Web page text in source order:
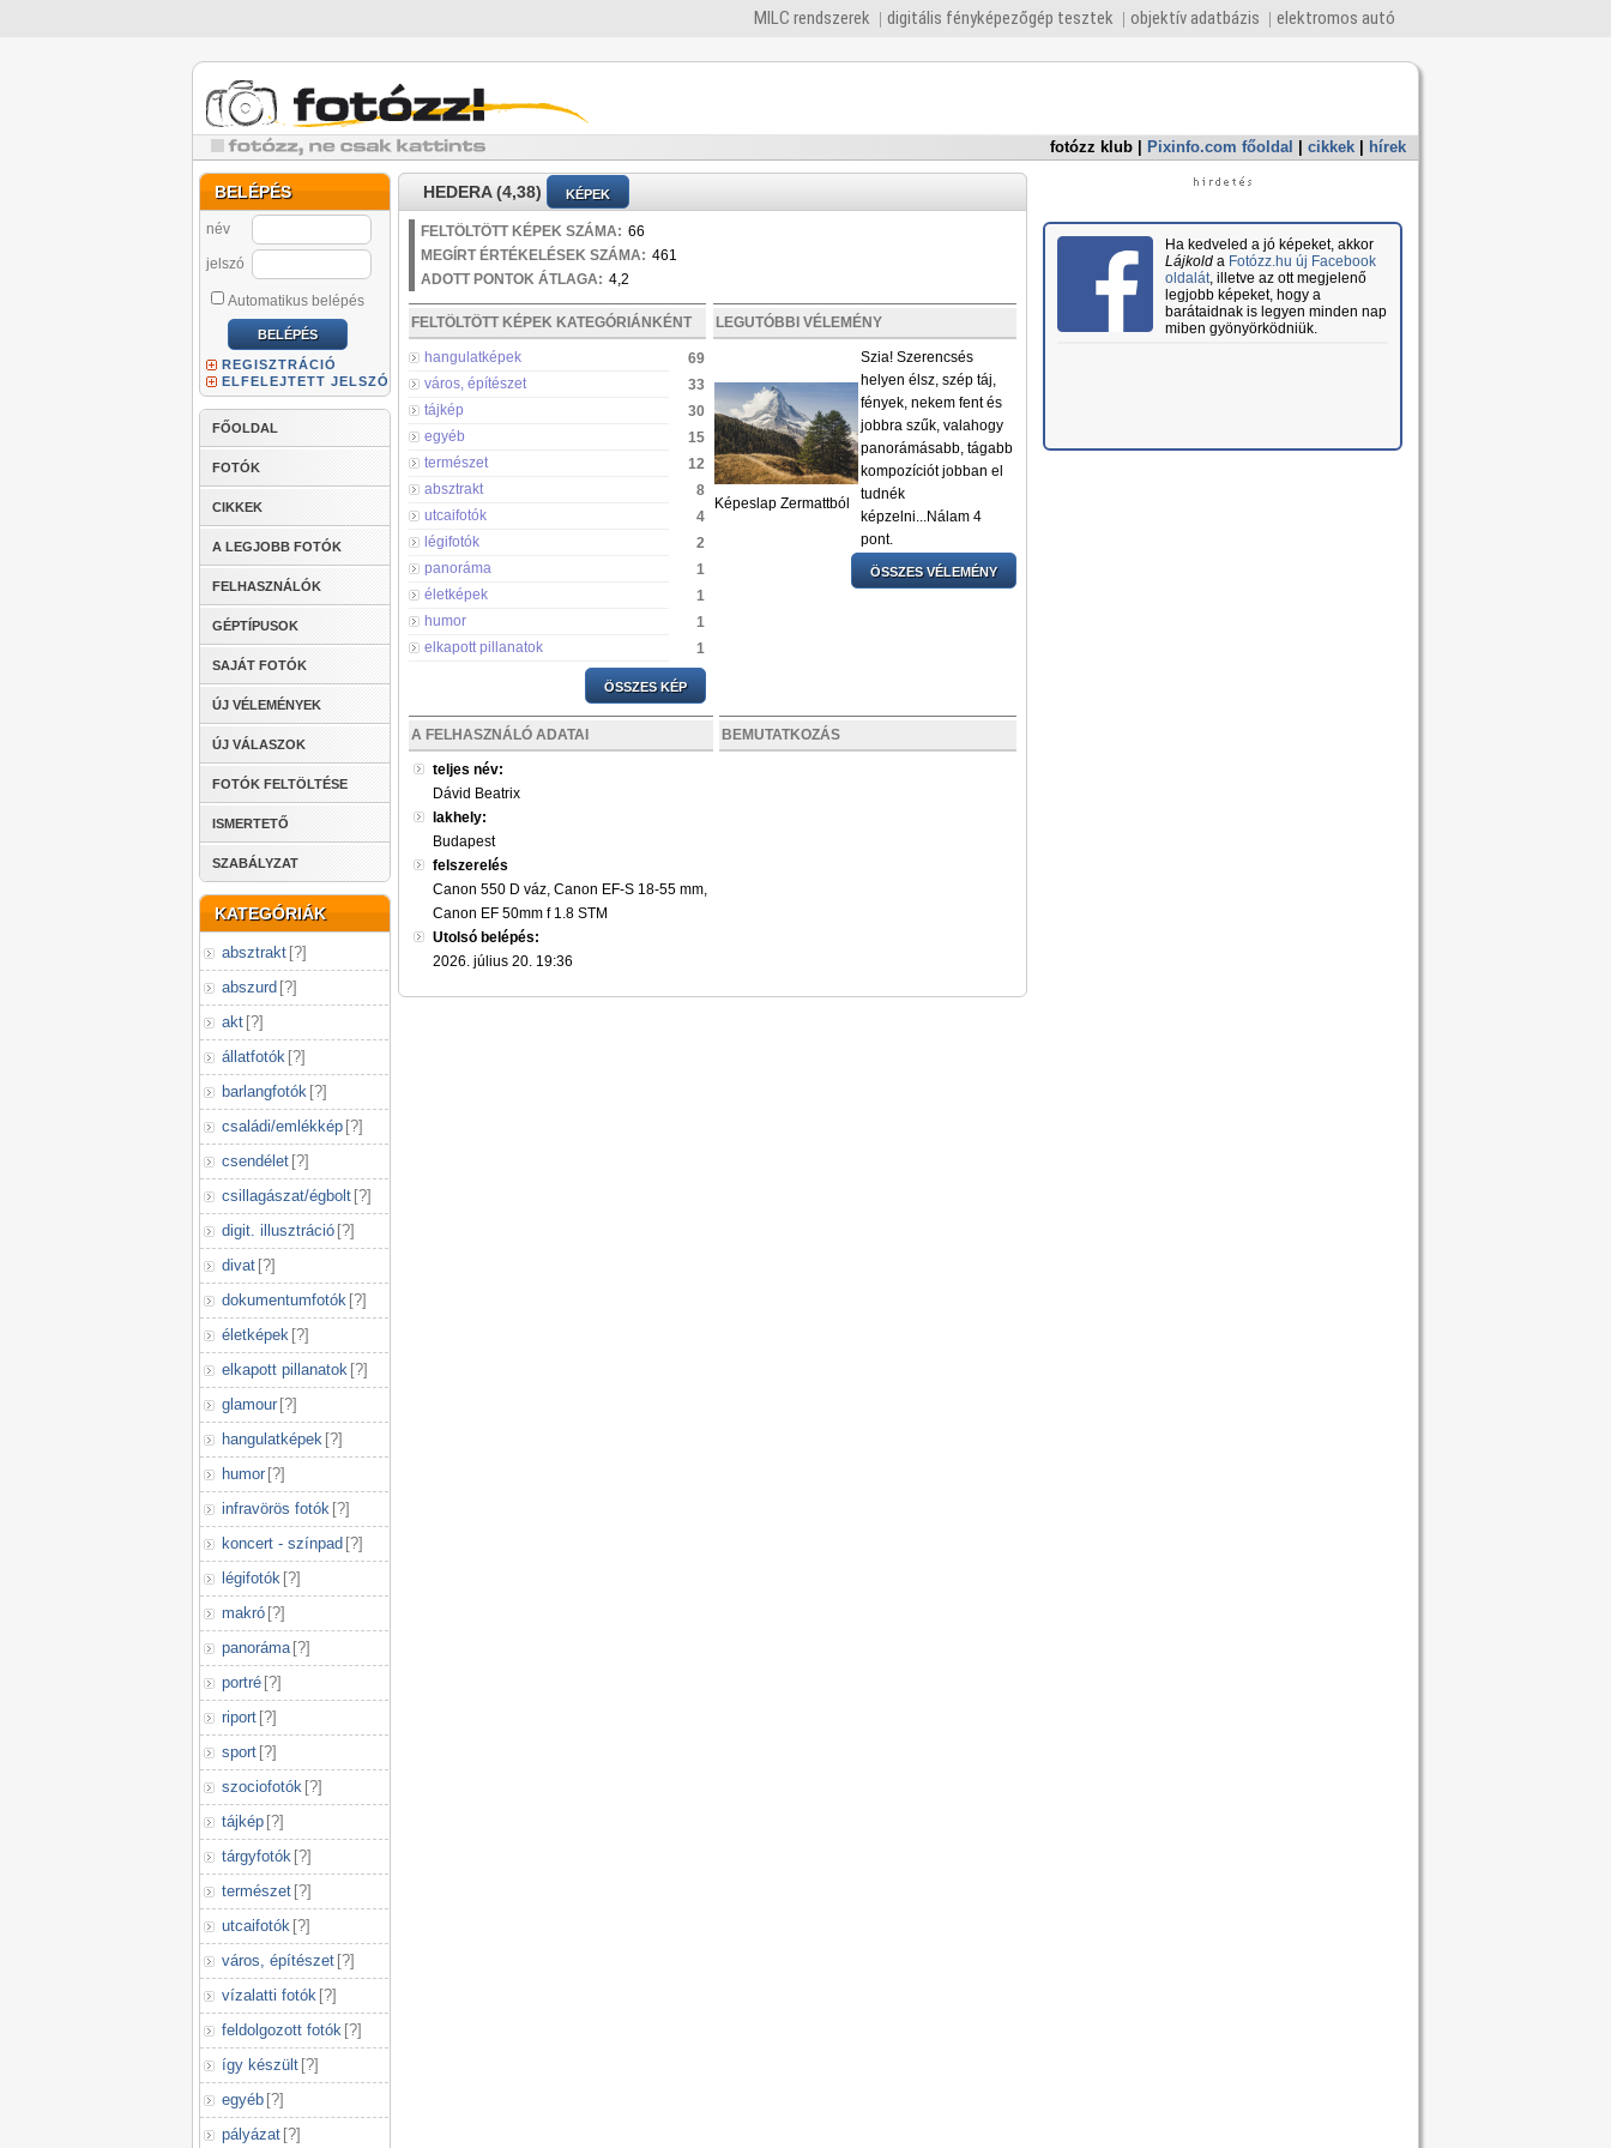
MILC rendszerek digitális fényképezőgép tesztek objektív adatbázis elektromos autó
fotózz klub Pixinfo.com főoldal cikkek hírek
BELÉPÉS
név
jelszó
Automatikus belépés
REGISZTRÁCIÓ
ELFELEJTETT JELSZÓ
FŐOLDAL
FOTÓK
CIKKEK
A LEGJOBB FOTÓK
FELHASZNÁLÓK
GÉPTÍPUSOK
SAJÁT FOTÓK
ÚJ VÉLEMÉNYEK
ÚJ VÁLASZOK
FOTÓK FELTÖLTÉSE
ISMERTETŐ
SZABÁLYZAT
KATEGÓRIÁK
absztrakt [?]
abszurd [?]
akt [?]
állatfotók [?]
barlangfotók [?]
családi/emlékkép [?]
csendélet [?]
csillagászat/égbolt [?]
digit. illusztráció [?]
divat [?]
dokumentumfotók [?]
életképek [?]
elkapott pillanatok [?]
glamour [?]
hangulatképek [?]
humor [?]
infravörös fotók [?]
koncert - színpad [?]
légifotók [?]
makró [?]
panoráma [?]
portré [?]
riport [?]
sport [?]
szociofotók [?]
tájkép [?]
tárgyfotók [?]
természet [?]
utcaifotók [?]
város, építészet [?]
vízalatti fotók [?]
feldolgozott fotók [?]
így készült [?]
egyéb [?]
pályázat [?]
HEDERA (4,38) KÉPEK
FELTÖLTÖTT KÉPEK SZÁMA: 66
MEGÍRT ÉRTÉKELÉSEK SZÁMA: 461
ADOTT PONTOK ÁTLAGA: 4,2
FELTÖLTÖTT KÉPEK KATEGÓRIÁNKÉNT
hangulatképek
69
város, építészet
33
tájkép
30
egyéb
15
természet
12
absztrakt
8
utcaifotók
4
légifotók
2
panoráma
1
életképek
1
humor
1
elkapott pillanatok
1
ÖSSZES KÉP
LEGUTÓBBI VÉLEMÉNY
Képeslap Zermattból
Szia! Szerencsés
helyen élsz, szép táj,
fények, nekem fent és
jobbra szűk, valahogy
panorámásabb, tágabb
kompozíciót jobban el
tudnék
képzelni...Nálam 4
pont.
ÖSSZES VÉLEMÉNY
A FELHASZNÁLÓ ADATAI
teljes név:
Dávid Beatrix
lakhely:
Budapest
felszerelés
Canon 550 D váz, Canon EF-S 18-55 mm,
Canon EF 50mm f 1.8 STM
Utolsó belépés:
2026. július 20. 19:36
BEMUTATKOZÁS
Ha kedveled a jó képeket, akkor
Lájkolda Fotózz.hu új Facebook
oldalát, illetve az ott megjelenő
legjobb képeket, hogy a
barátaidnak is legyen minden nap
miben gyönyörködniük.